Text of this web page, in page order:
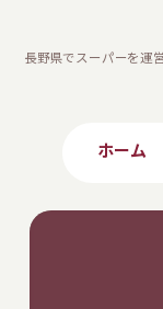
長野県でスーパーを運
ホーム